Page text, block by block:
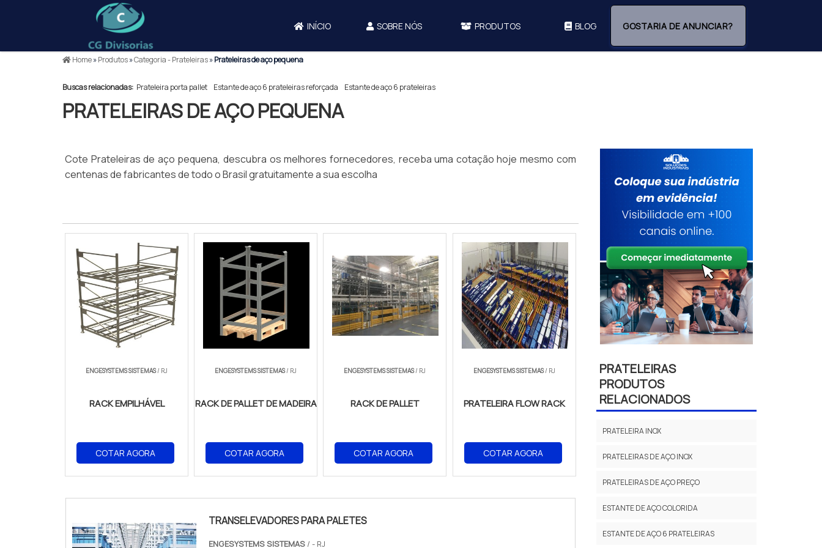
INÍCIO SOBRE NÓS PRODUTOS BLOG GOSTARIA DE ANUNCIAR?
Home»Produtos»Categoria - Prateleiras»Prateleiras de aço pequena
Buscas relacionadas: Prateleira porta pallet Estante de aço 6 prateleiras reforçada Estante de aço 6 prateleiras
PRATELEIRAS DE AÇO PEQUENA
Cote Prateleiras de aço pequena, descubra os melhores fornecedores, receba uma cotação hoje mesmo com
centenas de fabricantes de todo o Brasil gratuitamente a sua escolha
ENGESYSTEMS SISTEMAS/ RJ
RACK EMPILHÁVEL
COTAR AGORA
ENGESYSTEMS SISTEMAS/ RJ
RACK DE PALLET DE MADEIRA
COTAR AGORA
ENGESYSTEMS SISTEMAS/ RJ
RACK DE PALLET
COTAR AGORA
ENGESYSTEMS SISTEMAS/ RJ
PRATELEIRA FLOW RACK
COTAR AGORA
TRANSELEVADORES PARA PALETES
ENGESYSTEMS SISTEMAS / - RJ
PRATELEIRAS
PRODUTOS
RELACIONADOS
PRATELEIRA INOX
PRATELEIRAS DE AÇO INOX
PRATELEIRAS DE AÇO PREÇO
ESTANTE DE AÇO COLORIDA
ESTANTE DE AÇO 6 PRATELEIRAS